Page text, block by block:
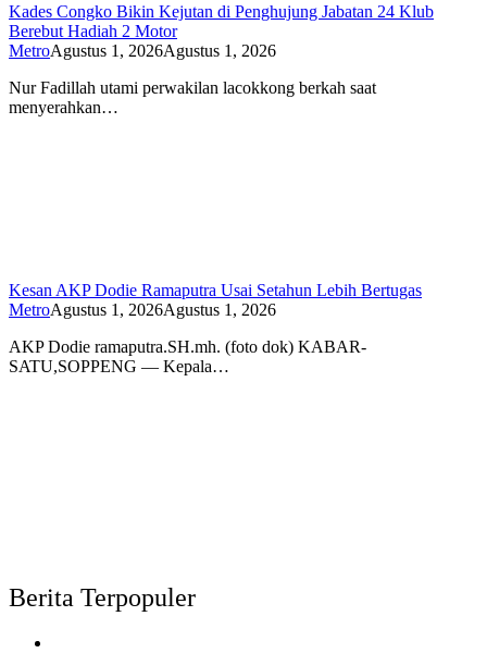
Kades Congko Bikin Kejutan di Penghujung Jabatan 24 Klub
Berebut Hadiah 2 Motor
MetroAgustus 1, 2026Agustus 1, 2026
Nur Fadillah utami perwakilan lacokkong berkah saat
menyerahkan…
Kesan AKP Dodie Ramaputra Usai Setahun Lebih Bertugas
MetroAgustus 1, 2026Agustus 1, 2026
AKP Dodie ramaputra.SH.mh. (foto dok) KABAR-
SATU,SOPPENG — Kepala…
Berita Terpopuler